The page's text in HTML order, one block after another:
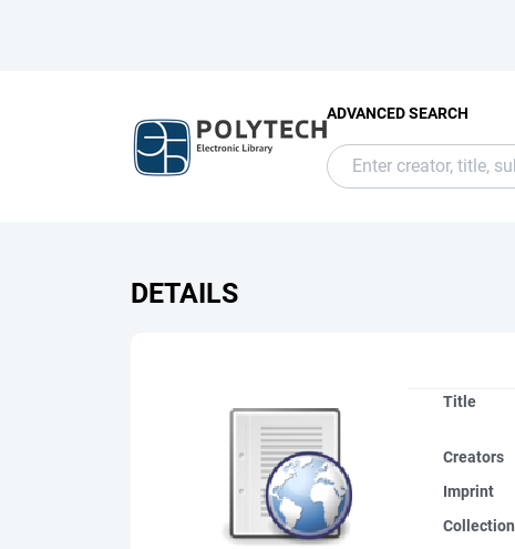
ADVANCED SEARCH
DETAILS
Title
Creators
Imprint
Collection